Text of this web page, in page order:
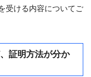
受ける内容についてご
証明方法が分か